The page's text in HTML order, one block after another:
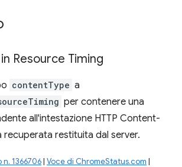
Resource Timing
contentType a
per contenere una
all'intestazione HTTP Content-
recuperata restituita dal server.
1366706| Voce di ChromeStatus.com |